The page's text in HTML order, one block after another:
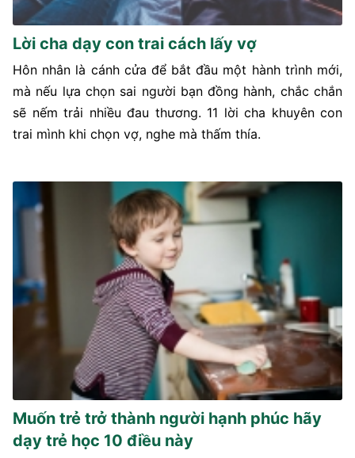
Lời cha dạy con trai cách lấy vợ
Hôn nhân là cánh cửa để bắt đầu một hành trình mới,
mà nếu lựa chọn sai người bạn đồng hành, chắc chắn
sẽ nếm trải nhiều đau thương. 11 lời cha khuyên con
trai mình khi chọn vợ, nghe mà thấm thía.
Muốn trẻ trở thành người hạnh phúc hãy
dạy trẻ học 10 điều này